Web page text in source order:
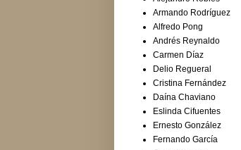
Armando Rodríguez
Alfredo Pong
Andrés Reynaldo
Carmen Díaz
Delio Regueral
Cristina Fernández
Daína Chaviano
Eslinda Cifuentes
Ernesto González
Fernando García